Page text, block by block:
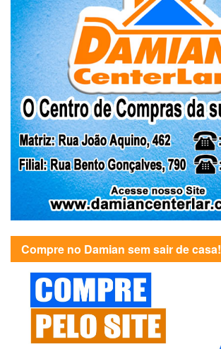
Compre no Damian sem sair de casa!